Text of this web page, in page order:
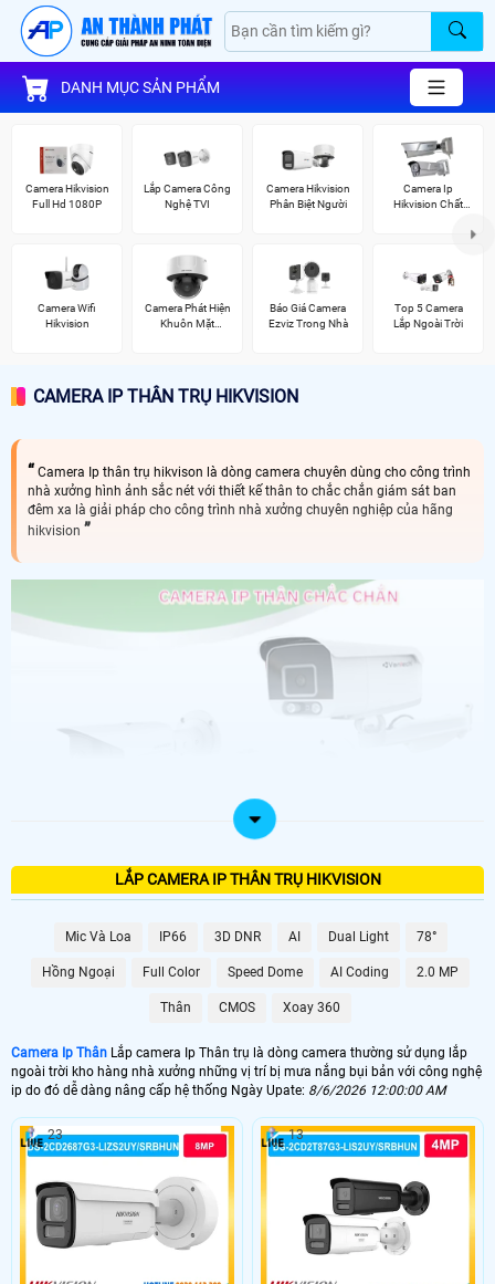
DANH MỤC SẢN PHẨM
Camera Hikvision
Full Hd 1080P
Lắp Camera Công
Nghệ TVI
Camera Hikvision
Phân Biệt Người
Camera Ip
Hikvision Chất
Camera Wifi
Hikvision
Camera Phát Hiện
Khuôn Mặt
Báo Giá Camera
Ezviz Trong Nhà
Top 5 Camera
Lắp Ngoài Trời
CAMERA IP THÂN TRỤ HIKVISION
Camera Ip thân trụ hikvison là dòng camera chuyên dùng cho công trình
nhà xưởng hình ảnh sắc nét với thiết kế thân to chắc chắn giám sát ban
đêm xa là giải pháp cho công trình nhà xưởng chuyên nghiệp của hãng
hikvision
LẮP CAMERA IP THÂN TRỤ HIKVISION
Mic Và Loa IP66 3D DNR AI Dual Light 78°
Hồng Ngoại Full Color Speed Dome AI Coding 2.0 MP
Thân CMOS Xoay 360
Camera Ip Thân Lắp camera Ip Thân trụ là dòng camera thường sử dụng lắp
ngoài trời kho hàng nhà xưởng những vị trí bị mưa nắng bụi bản với công nghệ
ip do đó dễ dàng nâng cấp hệ thống Ngày Upate: 8/6/2026 12:00:00 AM
23 13